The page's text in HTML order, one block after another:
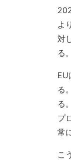
よ
対
る。
EU
る
る
プ
常
こ